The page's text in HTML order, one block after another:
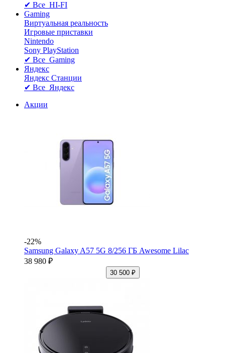
✔ Все HI-FI
Gaming
Виртуальная реальность
Игровые приставки
Nintendo
Sony PlayStation
✔ Все Gaming
Яндекс
Яндекс Станции
✔ Все Яндекс
Акции
-22%
Samsung Galaxy A57 5G 8/256 ГБ Awesome Lilac
38 980 ₽
30 500 ₽